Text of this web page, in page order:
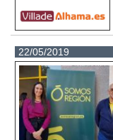
22/05/2019